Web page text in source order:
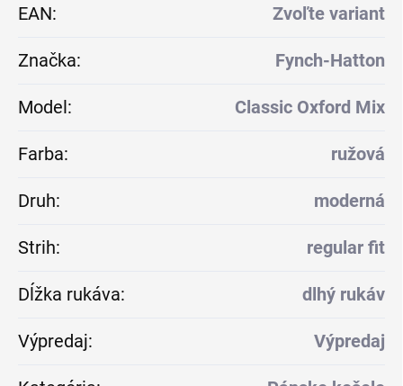
EAN: Zvoľte variant
Značka: Fynch-Hatton
Model: Classic Oxford Mix
Farba: ružová
Druh: moderná
Strih: regular fit
Dĺžka rukáva: dlhý rukáv
Výpredaj: Výpredaj